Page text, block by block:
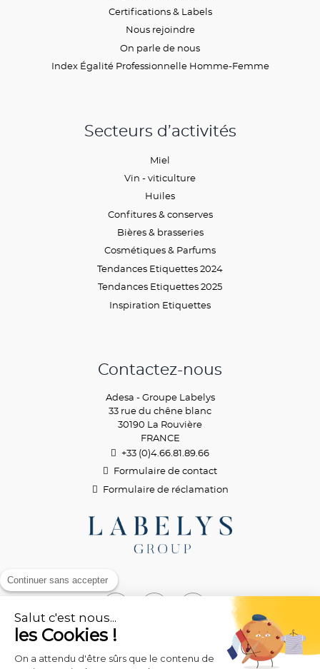
Continuer sans accepter
Salut c'est nous...
les Cookies !
On a attendu d'être sûrs que le contenu de
Certifications & Labels
Nous rejoindre
On parle de nous
Index Égalité Professionnelle Homme-Femme
Secteurs d’activités
Miel
Vin - viticulture
Huiles
Confitures & conserves
Bières & brasseries
Cosmétiques & Parfums
Tendances Etiquettes 2024
Tendances Etiquettes 2025
Inspiration Etiquettes
Contactez-nous
Adesa - Groupe Labelys
33 rue du chêne blanc
30190 La Rouvière
FRANCE
+33 (0)4.66.81.89.66
Formulaire de contact
Formulaire de réclamation